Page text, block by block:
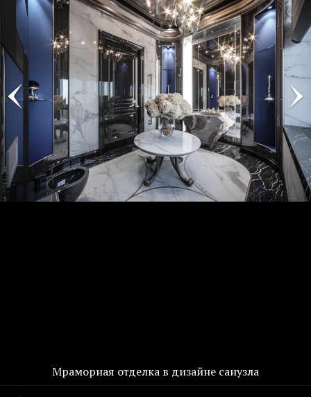
Мраморная отделка в дизайне санузла